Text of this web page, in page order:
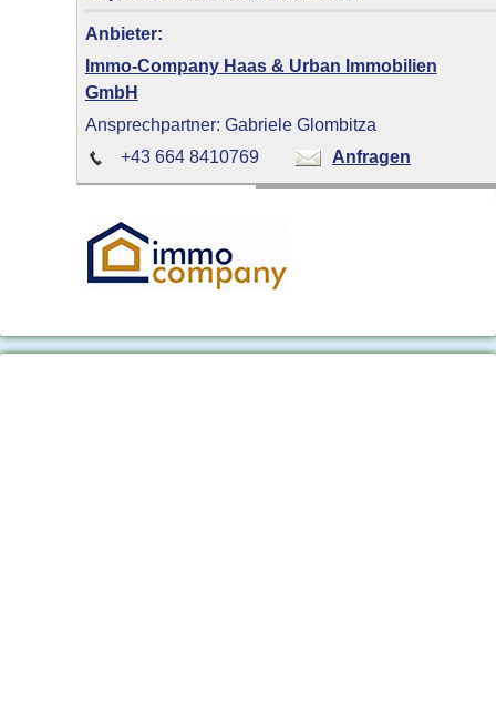
Anbieter:
Immo-Company Haas & Urban Immobilien
GmbH
Ansprechpartner: Gabriele Glombitza
+43 664 8410769
Anfragen